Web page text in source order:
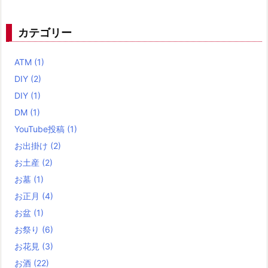
カテゴリー
ATM (1)
DIY (2)
DIY (1)
DM (1)
YouTube投稿 (1)
お出掛け (2)
お土産 (2)
お墓 (1)
お正月 (4)
お盆 (1)
お祭り (6)
お花見 (3)
お酒 (22)